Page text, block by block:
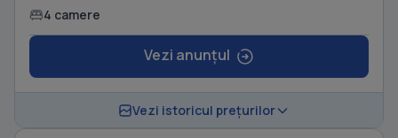
4 camere
Vezi anunțul
Vezi istoricul prețurilor